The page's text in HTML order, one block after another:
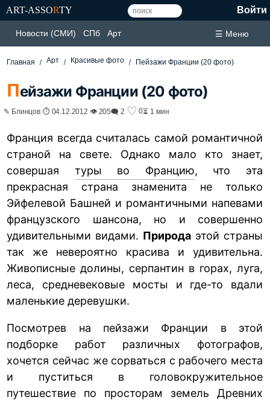
ART-ASSORTY Войти
Новости (СМИ) СПб Арт ☰ Меню
Главная Арт Красивые фото Пейзажи Франции (20 фото)
Пейзажи Франции (20 фото)
✎ Блинцов ⏱ 04.12.2012 👁 205🗨 2 ♡ 0⏳ 1 мин
Франция всегда считалась самой романтичной
страной на свете. Однако мало кто знает,
совершая туры во Францию, что эта
прекрасная страна знаменита не только
Эйфелевой Башней и романтичными напевами
французского шансона, но и совершенно
удивительными видами. Природа этой страны
так же невероятно красива и удивительна.
Живописные долины, серпантин в горах, луга,
леса, средневековые мосты и где-то вдали
маленькие деревушки.
Посмотрев на пейзажи Франции в этой
подборке работ различных фотографов,
хочется сейчас же сорваться с рабочего места
и пуститься в головокружительное
путешествие по просторам земель Древних